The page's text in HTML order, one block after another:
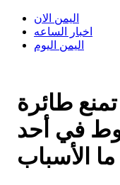
اليمن الان
اخبار الساعه
اليمن اليوم
تمنع طائرة
في أحد
ما الأسباب